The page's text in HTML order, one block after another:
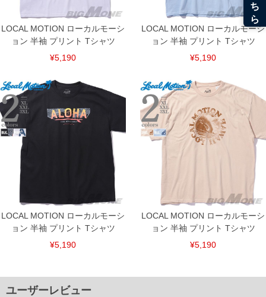
LOCAL MOTION ローカルモーシ
ョン 半袖 プリント Tシャツ
¥5,190
LOCAL MOTION ローカルモーシ
ョン 半袖 プリント Tシャツ
¥5,190
LOCAL MOTION ローカルモーシ
ョン 半袖 プリント Tシャツ
¥5,190
LOCAL MOTION ローカルモーシ
ョン 半袖 プリント Tシャツ
¥5,190
ユーザーレビュー